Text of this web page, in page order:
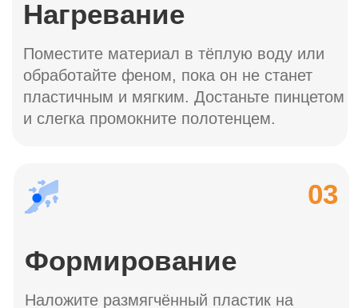
Договор оферты
Политика конфиденциальности